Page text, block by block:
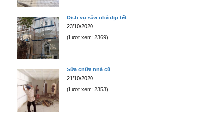
Dịch vụ sửa nhà dịp tết
23/10/2020
(Lượt xem: 2369)
Sửa chữa nhà cũ
21/10/2020
(Lượt xem: 2353)